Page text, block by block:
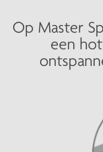
Op Master
een